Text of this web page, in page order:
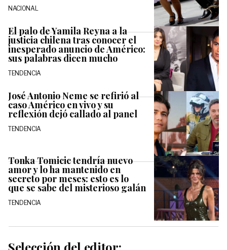
NACIONAL
El palo de Yamila Reyna a la
justicia chilena tras conocer el
inesperado anuncio de Américo:
sus palabras dicen mucho
TENDENCIA
José Antonio Neme se refirió al
caso Américo en vivo y su
reflexión dejó callado al panel
TENDENCIA
Tonka Tomicic tendría nuevo
amor y lo ha mantenido en
secreto por meses: esto es lo
que se sabe del misterioso galán
TENDENCIA